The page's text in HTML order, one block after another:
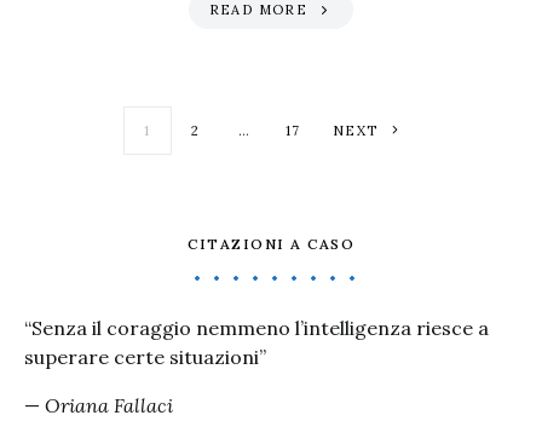
READ MORE
Paginazione
1 2 … 17 NEXT
CITAZIONI A CASO
“Senza il coraggio nemmeno l’intelligenza riesce a
superare certe situazioni”
— Oriana Fallaci